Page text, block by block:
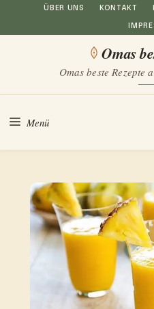
Inhalt
ÜBER UNS KONTAKT
Omas
Omas beste Rezepte
Menü